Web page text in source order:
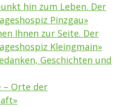
hin zum Leben. Der
Pinzgau»
Ihnen zur Seite. Der
Kleingmain»
Geschichten und
– Orte der